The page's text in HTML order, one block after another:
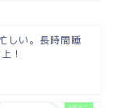
しい。長時間睡
！